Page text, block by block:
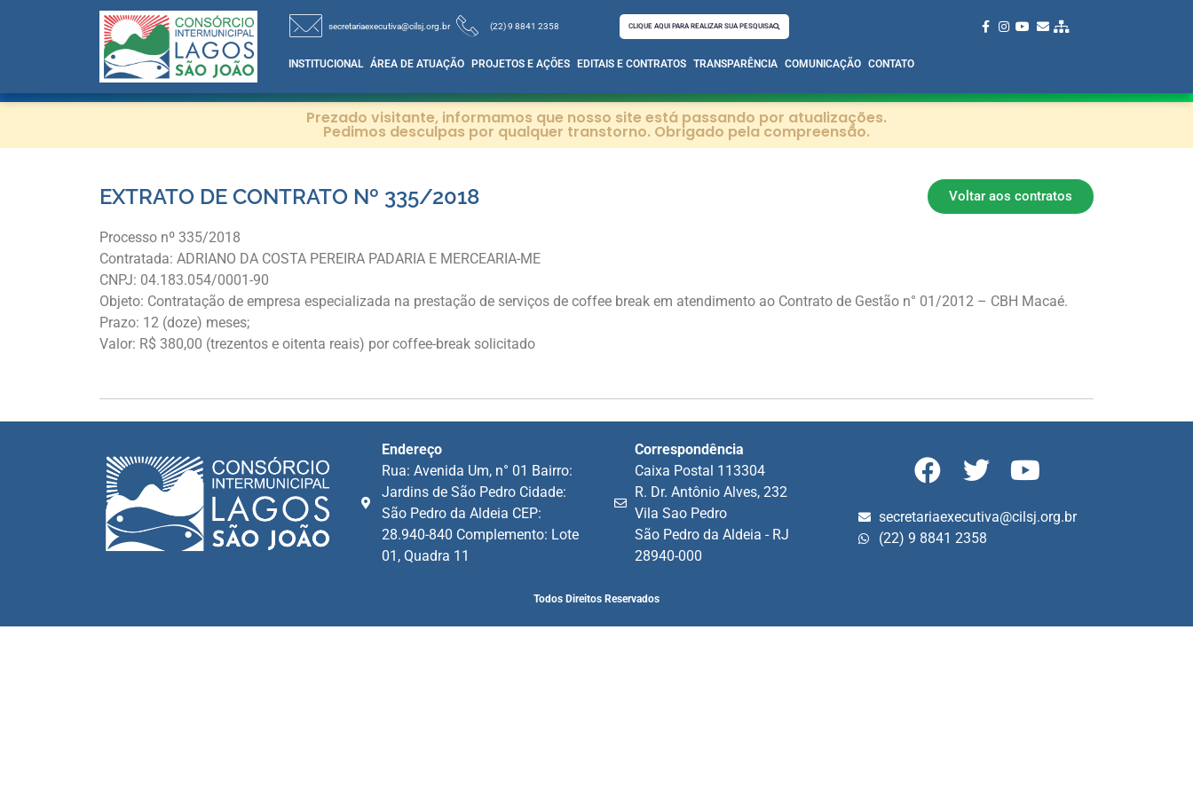
secretariaexecutiva@cilsj.org.br (22) 9 8841 2358 CLIQUE AQUI PARA REALIZAR SUA PESQUISA
INSTITUCIONAL ÁREA DE ATUAÇÃO PROJETOS E AÇÕES EDITAIS E CONTRATOS TRANSPARÊNCIA COMUNICAÇÃO CONTATO
Prezado visitante, informamos que nosso site está passando por atualizações.
Pedimos desculpas por qualquer transtorno. Obrigado pela compreensão.
EXTRATO DE CONTRATO Nº 335/2018 Voltar aos contratos
Processo nº 335/2018
Contratada: ADRIANO DA COSTA PEREIRA PADARIA E MERCEARIA-ME
CNPJ: 04.183.054/0001-90
Objeto: Contratação de empresa especializada na prestação de serviços de coffee break em atendimento ao Contrato de Gestão n° 01/2012 – CBH Macaé.
Prazo: 12 (doze) meses;
Valor: R$ 380,00 (trezentos e oitenta reais) por coffee-break solicitado
Endereço
Rua: Avenida Um, n° 01 Bairro:
Jardins de São Pedro Cidade:
São Pedro da Aldeia CEP:
28.940-840 Complemento: Lote
01, Quadra 11
Correspondência
Caixa Postal 113304
R. Dr. Antônio Alves, 232
Vila Sao Pedro
São Pedro da Aldeia - RJ
28940-000
secretariaexecutiva@cilsj.org.br
(22) 9 8841 2358
Todos Direitos Reservados